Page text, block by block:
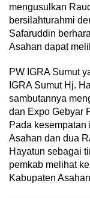
mengusulkan
bersilahturahmi
Safaruddin
Asahan dapat
PW IGRA Sumut
IGRA Sumut Hj.
sambutannya
dan Expo Gebyar
Pada
Asahan dan dua
Hayatun sebagai
pemkab melihat
Kabupaten